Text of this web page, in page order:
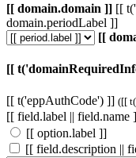
[[ domain.domain ]] [[
domain.periodLabel ]]
[[
[[
[[ t('eppAuthCode') ]] ([[
[[ field.label || field.name
[[ option.label ]]
[[ field.description ||